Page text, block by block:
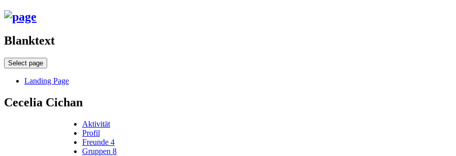
Blanktext
Select page
Landing Page
Cecelia Cichan
Aktivität
Profil
Freunde 4
Gruppen 8